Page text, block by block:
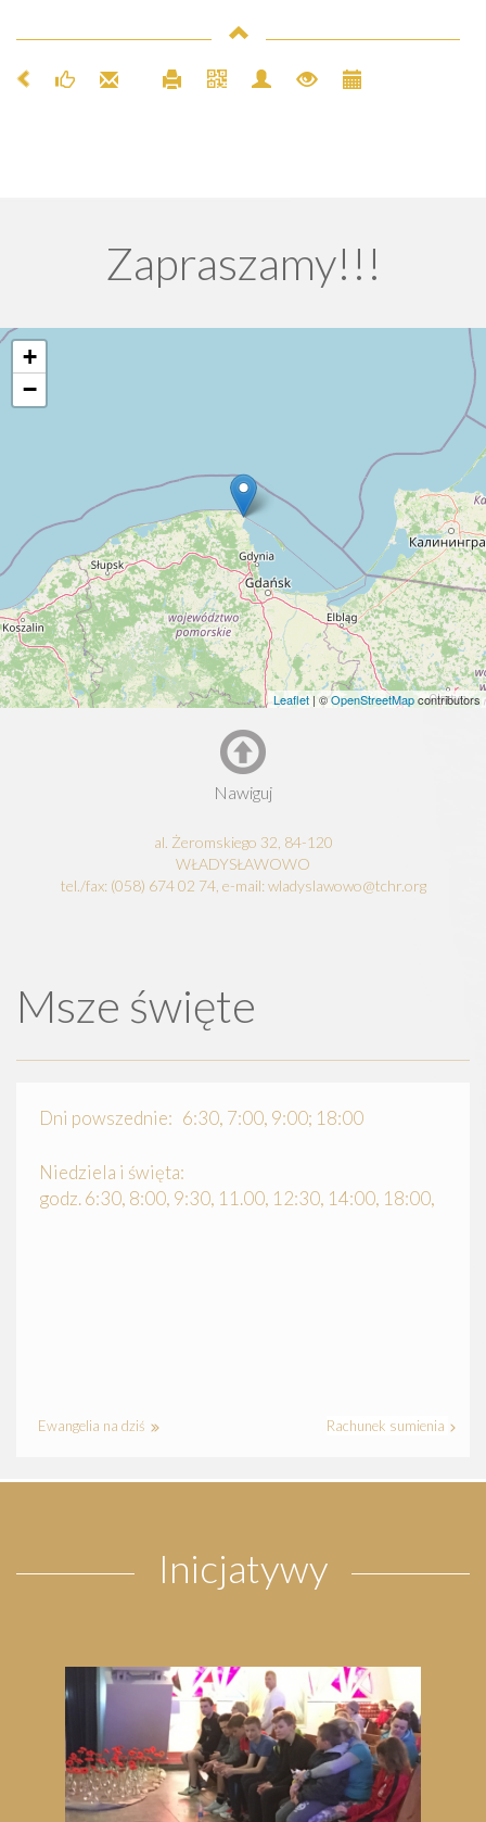
Zapraszamy!!!
+
−
Leaflet | ©OpenStreetMapcontributors
Nawiguj
al. Żeromskiego 32, 84-120
WŁADYSŁAWOWO
tel./fax: (058) 674 02 74, e-mail: wladyslawowo@tchr.org
Msze święte
Dni powszednie: 6:30, 7:00, 9:00; 18:00
Niedziela i święta:
godz. 6:30, 8:00, 9:30, 11.00, 12:30, 14:00, 18:00,
Ewangelia na dziś Rachunek sumienia
Inicjatywy